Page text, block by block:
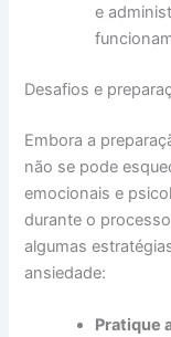
e
Desafios e
Embora a
não se pode
emocionais e
durante o
algumas
ansiedade:
Pratique